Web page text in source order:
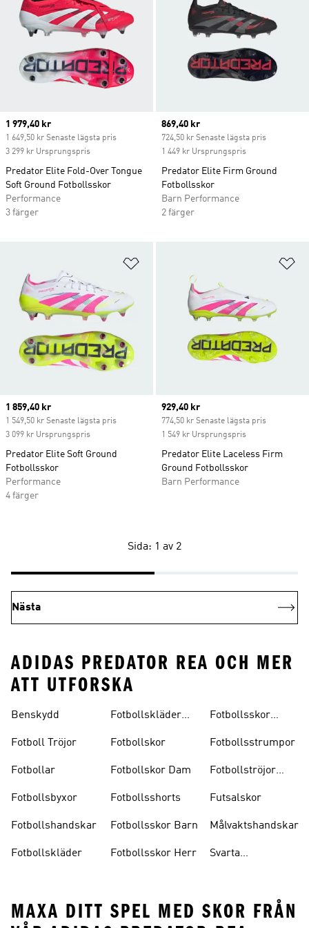
Current price
1 979,40 kr
1 649,50 kr Senaste lägsta pris
3 299 kr Ursprungspris
Predator Elite Fold-Over Tongue
Soft Ground Fotbollsskor
Performance
3 färger
Current price
869,40 kr
724,50 kr Senaste lägsta pris
1 449 kr Ursprungspris
Predator Elite Firm Ground
Fotbollsskor
Barn Performance
2 färger
Current price
1 859,40 kr
1 549,50 kr Senaste lägsta pris
3 099 kr Ursprungspris
Predator Elite Soft Ground
Fotbollsskor
Performance
4 färger
Current price
929,40 kr
774,50 kr Senaste lägsta pris
1 549 kr Ursprungspris
Predator Elite Laceless Firm
Ground Fotbollsskor
Barn Performance
Sida: 1 av 2
Nästa
ADIDAS PREDATOR REA OCH MER
ATT UTFORSKA
Benskydd
Fotboll Tröjor
Fotbollar
Fotbollsbyxor
Fotbollshandskar
Fotbollskläder
Fotbollskläder
Fotbollskor
Fotbollskor Dam
Fotbollsshorts
Fotbollsskor Barn
Fotbollsskor Herr
Fotbollsskor
Fotbollsstrumpor
Fotbollströjor
Futsalskor
Målvaktshandskar
Svarta
MAXA DITT SPEL MED SKOR FRÅN